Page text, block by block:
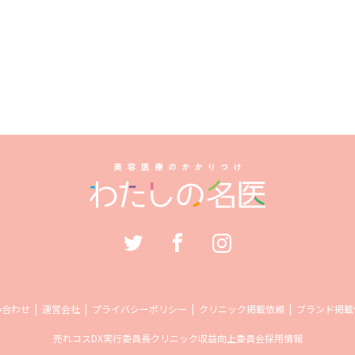
わせ 運営会社 プライバシーポリシー クリニック掲載依頼 ブランド掲
売れコスDX実行委員長クリニック収益向上委員会採用情報